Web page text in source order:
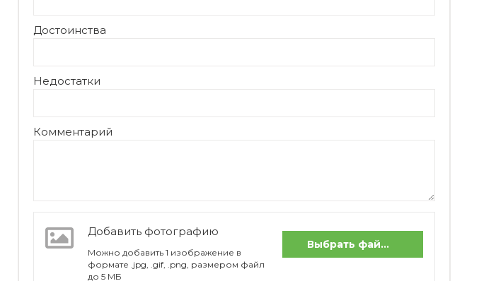
Достоинства
Недостатки
Комментарий
Добавить фотографию
Можно добавить 1 изображение в
формате .jpg, .gif, .png, размером файл
до 5 МБ
Выбрать файлы